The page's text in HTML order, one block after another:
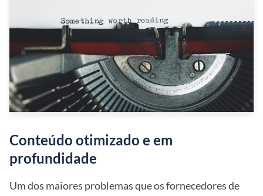
Conteúdo otimizado e em
profundidade
Um dos maiores problemas que os fornecedores de